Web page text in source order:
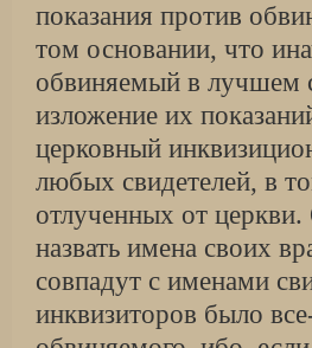
показания против
том основании, что
обвиняемый в лучшем
изложение их
церковный
любых свидетелей, в
отлученных от
назвать имена своих
совпадут с именами
инквизиторов было